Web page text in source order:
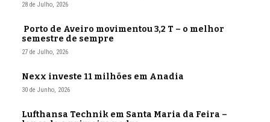
28 de Julho, 2026
Porto de Aveiro movimentou 3,2 T – o melhor
semestre de sempre
27 de Julho, 2026
Nexx investe 11 milhões em Anadia
30 de Junho, 2026
Lufthansa Technik em Santa Maria da Feira –